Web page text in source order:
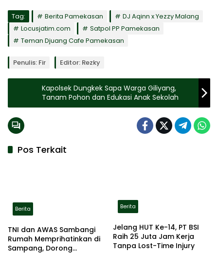
Tag: Berita Pamekasan
DJ Aqinn x Yezzy Malang
Locusjatim.com
Satpol PP Pamekasan
Teman Djuang Cafe Pamekasan
Penulis: Fir Editor: Rezky
Kapolsek Dungkek Sapa Warga Giliyang,
Tanam Pohon dan Edukasi Anak Sekolah
Pos Terkait
Berita
TNI dan AWAS Sambangi
Rumah Memprihatinkan di
Sampang, Dorong
Berita
Jelang HUT Ke-14, PT BSI
Raih 25 Juta Jam Kerja
Tanpa Lost-Time Injury